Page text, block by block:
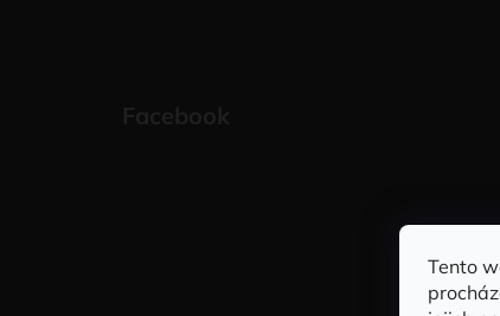
Tento